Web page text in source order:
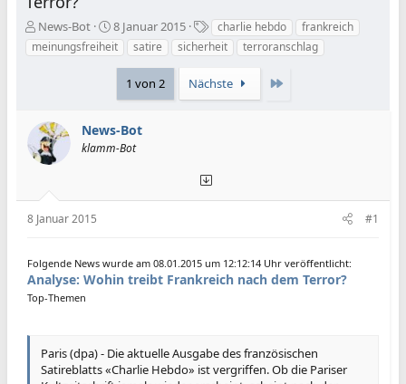
E
r
s
l
e
r
News-Bot
E
r
s
t
a
8 Januar 2015
S
c
h
a
t
e
charlie hebdo
frankreich
meinungsfreiheit
satire sicherheit terroranschlag
1 von 2 Nächste
News-Bot
klamm-Bot
8 Januar 2015 #1
Folgende News wurde am 08.01.2015 um 12:12:14 Uhr veröffentlicht:
Analyse: Wohin treibt Frankreich nach dem Terror?
Top-Themen
Paris (dpa) - Die aktuelle Ausgabe des französischen
Satireblatts «Charlie Hebdo» ist vergriffen. Ob die Pariser